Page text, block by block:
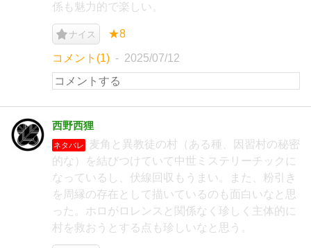
係も魅力的で楽しい。
ナイス ★8
コメント(1) 2025/07/12
西野西狸
ネタバレ
麦角と異教徒の村（ある種、因習村の秘密
的な）を結びつけていて中世ミステリーチックに
なっているし、伏線回収もうまい。また、粉引き
を周縁の存在として描いているのも面白いなと思
った。ホロがロレンスと関係なく珍しく主体的に
村を救おうとする点も珍しいなと思う。